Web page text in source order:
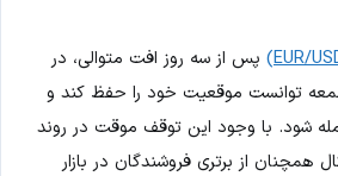
پس از سه روز افت متوالی، در
توانست موقعیت خود را حفظ کند و
۱.۱۶۱۰ معامله شود. با وجود این توقف موقت در روند
همچنان از برتری فروشندگان در بازار